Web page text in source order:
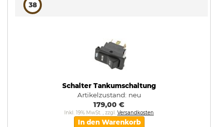
38
Schalter Tankumschaltung
Artikelzustand: neu
179,00 €
Inkl. 19% MwSt. , zzgl. Versandkosten
In den Warenkorb